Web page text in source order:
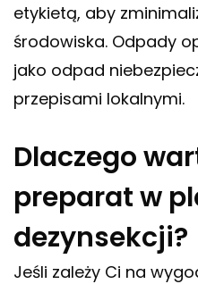
etykietą, aby
środowiska. Odpady
jako odpad
przepisami lokalnymi.
Dlaczego
preparat w
dezynsekcji?
Jeśli zależy Ci na